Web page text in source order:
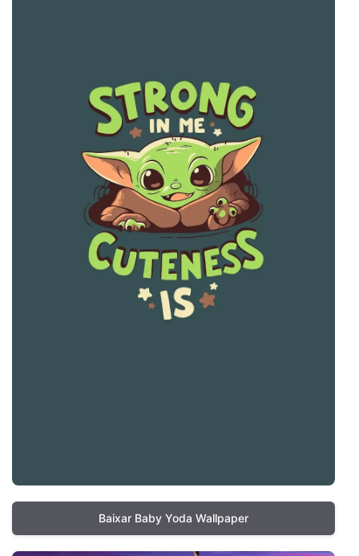
Baixar Baby Yoda Wallpaper